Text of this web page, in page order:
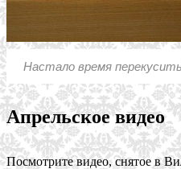
Настало время
Апрельское видео
Посмотрите видео, снятое в